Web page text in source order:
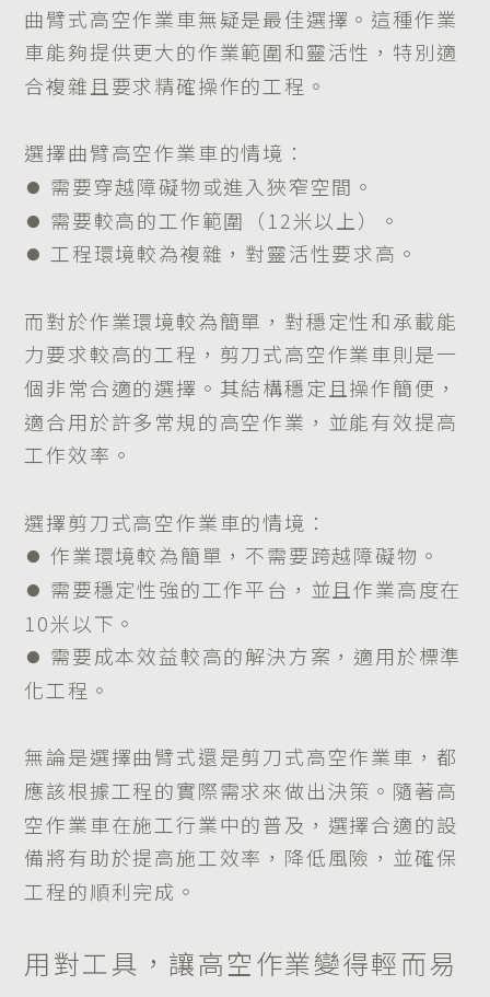
曲臂式高空作業車無疑是最佳選擇。這種作業
車能夠提供更大的作業範圍和靈活性，特別適
合複雜且要求精確操作的工程。
選擇曲臂高空作業車的情境：
​​​​​​​⏺︎ 需要穿越障礙物或進入狹窄空間。
​​​​​​​⏺︎ 需要較高的工作範圍（12米以上）。
​​​​​​​⏺︎ 工程環境較為複雜，對靈活性要求高。
而對於作業環境較為簡單，對穩定性和承載能
力要求較高的工程，剪刀式高空作業車則是一
個非常合適的選擇。其結構穩定且操作簡便，
適合用於許多常規的高空作業，並能有效提高
工作效率。
選擇剪刀式高空作業車的情境：
​​​​​​​⏺︎ 作業環境較為簡單，不需要跨越障礙物。
​​​​​​​⏺︎ 需要穩定性強的工作平台，並且作業高度在
10米以下。
​​​​​​​⏺︎ 需要成本效益較高的解決方案，適用於標準
化工程。
無論是選擇曲臂式還是剪刀式高空作業車，都
應該根據工程的實際需求來做出決策。隨著高
空作業車在施工行業中的普及，選擇合適的設
備將有助於提高施工效率，降低風險，並確保
工程的順利完成。
用對工具，讓高空作業變得輕而易